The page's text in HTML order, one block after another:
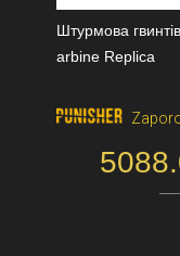
Штурмова
arbine Replica